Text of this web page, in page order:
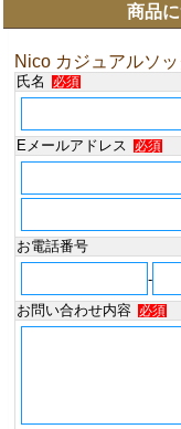
商品
Nico カジュアルソ
氏名 必須
Eメールアドレス 必須
お電話番号
-
お問い合わせ内容
必須